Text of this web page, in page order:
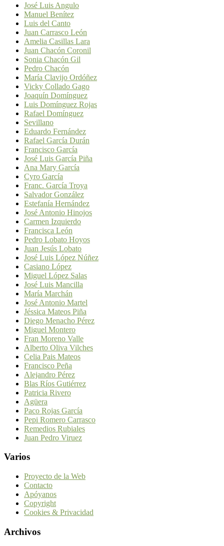
José Luis Angulo
Manuel Benítez
Luis del Canto
Juan Carrasco León
Amelia Casillas Lara
Juan Chacón Coronil
Sonia Chacón Gil
Pedro Chacón
María Clavijo Ordóñez
Vicky Collado Gago
Joaquín Domínguez
Luis Domínguez Rojas
Rafael Domínguez
Sevillano
Eduardo Fernández
Rafael García Durán
Francisco García
José Luis García Piña
Ana Mary García
Cyro García
Franc. García Troya
Salvador González
Estefanía Hernández
José Antonio Hinojos
Carmen Izquierdo
Francisca León
Pedro Lobato Hoyos
Juan Jesús Lobato
José Luis López Núñez
Casiano López
Miguel López Salas
José Luis Mancilla
María Marchán
José Antonio Martel
Jéssica Mateos Piña
Diego Menacho Pérez
Miguel Montero
Fran Moreno Valle
Alberto Oliva Vilches
Celia Pais Mateos
Francisco Peña
Alejandro Pérez
Blas Ríos Gutiérrez
Patricia Rivero
Agüera
Paco Rojas García
Pepi Romero Carrasco
Remedios Rubiales
Juan Pedro Viruez
Varios
Proyecto de la Web
Contacto
Apóyanos
Copyright
Cookies & Privacidad
Archivos